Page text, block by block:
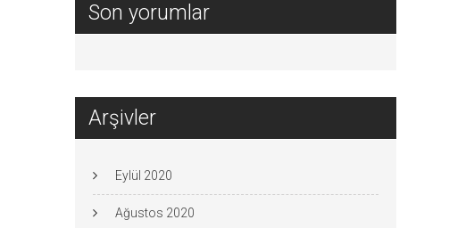
Son yorumlar
Arşivler
Eylül 2020
Ağustos 2020